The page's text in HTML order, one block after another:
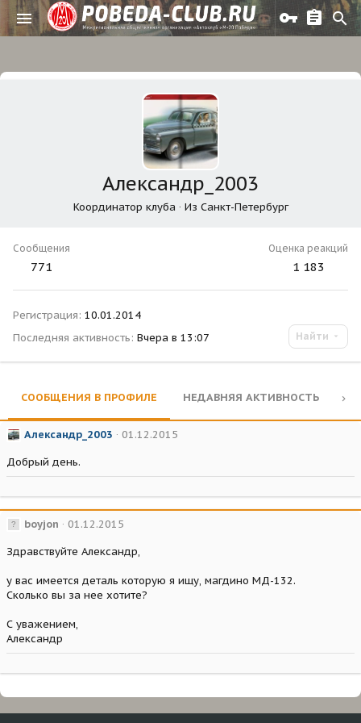
Александр_2003
Координатор клуба · Из Санкт-Петербург
Сообщения
771
Оценка реакций
1 183
Регистрация 10.01.2014
Последняя активность Вчера в 13:07 Найти
СООБЩЕНИЯ В ПРОФИЛЕ НЕДАВНЯЯ АКТИВНОСТЬ
Александр_2003 01.12.2015
Добрый день.
boyjon 01.12.2015
Здравствуйте Александр,
у вас имеется деталь которую я ищу, магдино МД-132.
Сколько вы за нее хотите?
С уважением,
Александр